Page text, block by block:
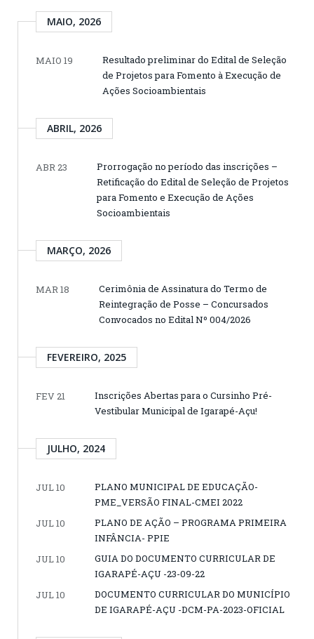
MAIO, 2026
MAIO 19
Resultado preliminar do Edital de Seleção
de Projetos para Fomento à Execução de
Ações Socioambientais
ABRIL, 2026
ABR 23
Prorrogação no período das inscrições –
Retificação do Edital de Seleção de Projetos
para Fomento e Execução de Ações
Socioambientais
MARÇO, 2026
MAR 18
Cerimônia de Assinatura do Termo de
Reintegração de Posse – Concursados
Convocados no Edital Nº 004/2026
FEVEREIRO, 2025
FEV 21
Inscrições Abertas para o Cursinho Pré-
Vestibular Municipal de Igarapé-Açu!
JULHO, 2024
JUL 10
PLANO MUNICIPAL DE EDUCAÇÃO-
PME_VERSÃO FINAL-CMEI 2022
JUL 10
PLANO DE AÇÃO – PROGRAMA PRIMEIRA
INFÂNCIA- PPIE
JUL 10
GUIA DO DOCUMENTO CURRICULAR DE
IGARAPÉ-AÇU -23-09-22
JUL 10
DOCUMENTO CURRICULAR DO MUNICÍPIO
DE IGARAPÉ-AÇU -DCM-PA-2023-OFICIAL